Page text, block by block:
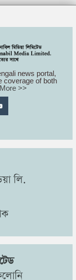
news portal,
coverage of both
>>
লি.